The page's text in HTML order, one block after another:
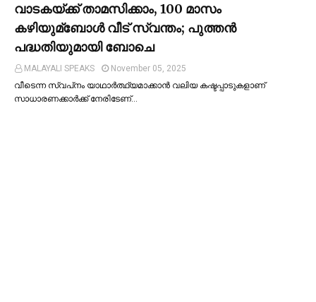
വാടകയ്ക്ക് താമസിക്കാം, 100 മാസം
കഴിയുമ്ബോള്‍ വീട് സ്വന്തം; പുത്തന്‍
പദ്ധതിയുമായി ബോചെ
MALAYALI SPEAKS
November 05, 2025
വീടെന്ന സ്വപ്‌നം യാഥാര്‍ത്ഥ്യമാക്കാന്‍ വലിയ കഷ്ടപ്പാടുകളാണ്
സാധാരണക്കാര്‍ക്ക് നേരിടേണ്…